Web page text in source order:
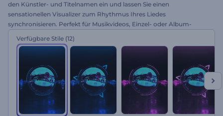
den Künstler- und Titelnamen ein und lassen Sie einen
sensationellen Visualizer zum Rhythmus Ihres Liedes
synchronisieren. Perfekt für Musikvideos, Einzel- oder Album-
einzelnen Beat wichtig - geben Sie Fluorescent Beats Visualizer
Verfügbare Stile (12)